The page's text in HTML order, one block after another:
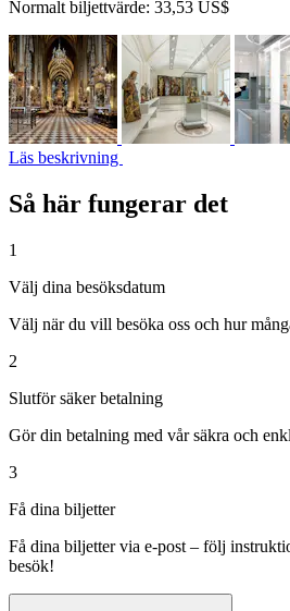
Normalt biljettvärde: 33,53 US$
Läs beskrivning
Så här fungerar det
1
Välj dina besöksdatum
Välj när du vill besöka oss och hur
2
Slutför säker betalning
Gör din betalning med vår säkra och
3
Få dina biljetter
Få dina biljetter via e-post – följ
besök!